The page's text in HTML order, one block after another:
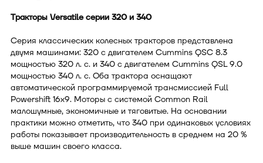
Тракторы Versatile серии 320 и 340
Серия классических колесных тракторов представлена
двумя машинами: 320 с двигателем Cummins QSС 8.3
мощностью 320 л. с. и 340 с двигателем Cummins QSL 9.0
мощностью 340 л. с. Оба трактора оснащают
автоматической программируемой трансмиссией Full
Powershift 16x9. Моторы с системой Common Rail
малошумные, экономичные и тяговитые. На основании
практики можно отметить, что 340 при одинаковых условиях
работы показывает производительность в среднем на 20 %
выше машин своего класса.